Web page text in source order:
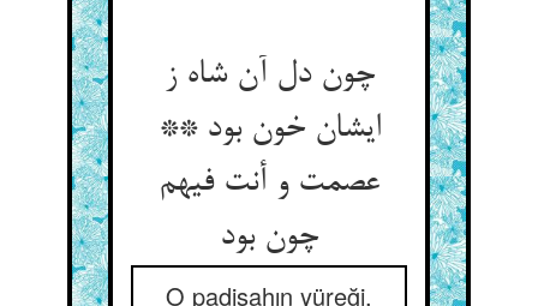
چون دل آن شاه ز
ایشان خون بود **
عصمت و أنت فیهم
چون بود
O padişahın yüreği,